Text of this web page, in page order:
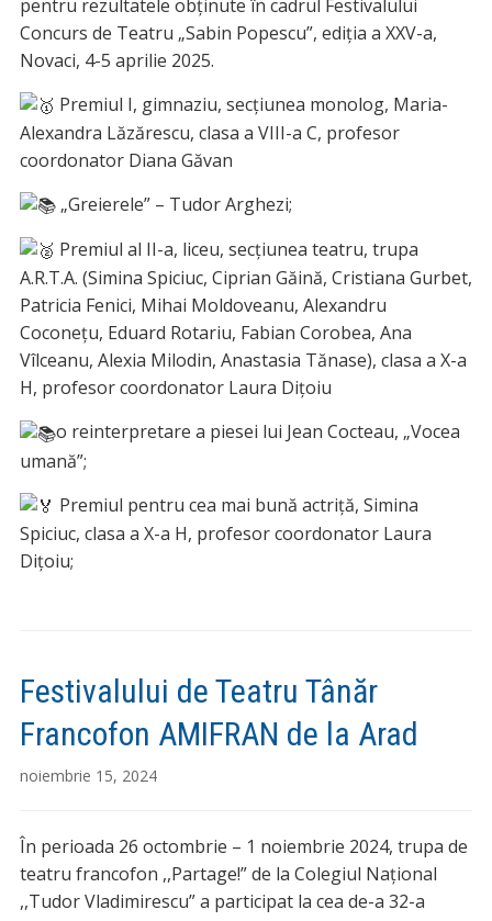
pentru rezultatele obținute în cadrul Festivalului
Concurs de Teatru „Sabin Popescu”, ediția a XXV-a,
Novaci, 4-5 aprilie 2025.
Premiul I, gimnaziu, secțiunea monolog, Maria-
Alexandra Lăzărescu, clasa a VIII-a C, profesor
coordonator Diana Găvan
„Greierele” – Tudor Arghezi;
Premiul al II-a, liceu, secțiunea teatru, trupa
A.R.T.A. (Simina Spiciuc, Ciprian Găină, Cristiana Gurbet,
Patricia Fenici, Mihai Moldoveanu, Alexandru
Coconețu, Eduard Rotariu, Fabian Corobea, Ana
Vîlceanu, Alexia Milodin, Anastasia Tănase), clasa a X-a
H, profesor coordonator Laura Dițoiu
o reinterpretare a piesei lui Jean Cocteau, „Vocea
umană”;
Premiul pentru cea mai bună actriță, Simina
Spiciuc, clasa a X-a H, profesor coordonator Laura
Dițoiu;
Festivalului de Teatru Tânăr
Francofon AMIFRAN de la Arad
noiembrie 15, 2024
În perioada 26 octombrie – 1 noiembrie 2024, trupa de
teatru francofon ,,Partage!” de la Colegiul Național
,,Tudor Vladimirescu” a participat la cea de-a 32-a